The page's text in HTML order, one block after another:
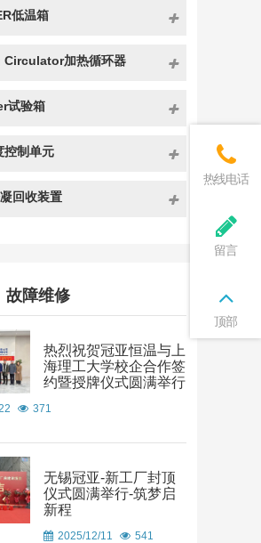
低温箱
Circulator加热循环器
试验箱
控制单元
回收装置
故障维修
热烈祝贺冠亚恒温与上
海理工大学校企合作签
约暨授牌仪式圆满举行
371
无锡冠亚-新工厂封顶
仪式圆满举行-筑梦启
新程
2025/12/11 541
热线电话
留言
顶部